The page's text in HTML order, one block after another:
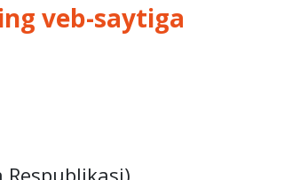
veb-saytiga
Respublikasi)